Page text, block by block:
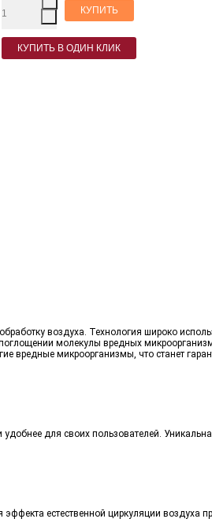
воздуха. Технология широко
поглощении молекулы вредных
вредные микроорганизмы, что станет
для своих пользователей.
естественной циркуляции